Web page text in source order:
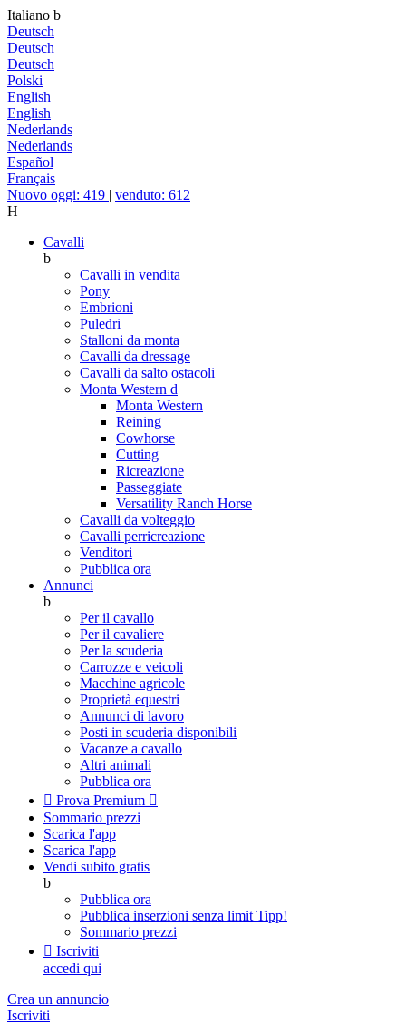
Italiano b
Deutsch
Deutsch
Deutsch
Polski
English
English
Nederlands
Nederlands
Español
Français
Nuovo oggi: 419 | venduto: 612
H
Cavalli
b
Cavalli in vendita
Pony
Embrioni
Puledri
Stalloni da monta
Cavalli da dressage
Cavalli da salto ostacoli
Monta Western d
Monta Western
Reining
Cowhorse
Cutting
Ricreazione
Passeggiate
Versatility Ranch Horse
Cavalli da volteggio
Cavalli perricreazione
Venditori
Pubblica ora
Annunci
b
Per il cavallo
Per il cavaliere
Per la scuderia
Carrozze e veicoli
Macchine agricole
Proprietà equestri
Annunci di lavoro
Posti in scuderia disponibili
Vacanze a cavallo
Altri animali
Pubblica ora
 Prova Premium 
Sommario prezzi
Scarica l'app
Scarica l'app
Vendi subito gratis
b
Pubblica ora
Pubblica inserzioni senza limit Tipp!
Sommario prezzi
 Iscriviti
accedi qui
Crea un annuncio
Iscriviti